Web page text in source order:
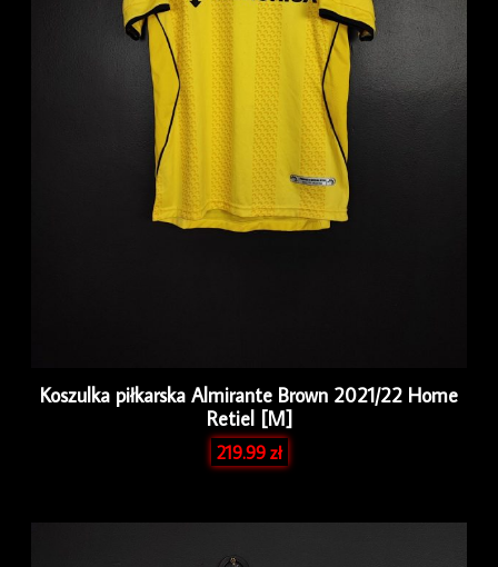
Koszulka piłkarska Almirante Brown 2021/22 Home
Retiel [M]
219.99zł